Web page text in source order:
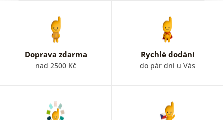
Doprava zdarma
nad 2500 Kč
Rychlé dodání
do pár dní u Vás